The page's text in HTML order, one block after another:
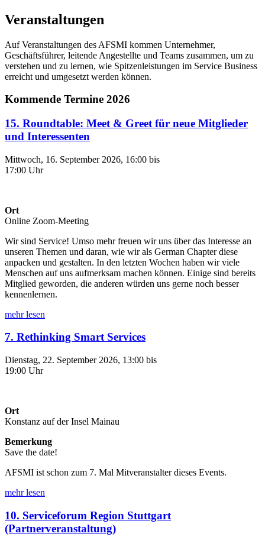
Veranstaltungen
Auf Veranstaltungen des AFSMI kommen Unternehmer,
Geschäftsführer, leitende Angestellte und Teams zusammen, um zu
verstehen und zu lernen, wie Spitzenleistungen im Service Business
erreicht und umgesetzt werden können.
Kommende Termine 2026
15. Roundtable: Meet & Greet für neue Mitglieder
und Interessenten
Mittwoch, 16. September 2026, 16:00 bis
17:00 Uhr
Ort
Online Zoom-Meeting
Wir sind Service! Umso mehr freuen wir uns über das Interesse an
unseren Themen und daran, wie wir als German Chapter diese
anpacken und gestalten. In den letzten Wochen haben wir viele
Menschen auf uns aufmerksam machen können. Einige sind bereits
Mitglied geworden, die anderen würden uns gerne noch besser
kennenlernen.
mehr lesen
7. Rethinking Smart Services
Dienstag, 22. September 2026, 13:00 bis
19:00 Uhr
Ort
Konstanz auf der Insel Mainau
Bemerkung
Save the date!
AFSMI ist schon zum 7. Mal Mitveranstalter dieses Events.
mehr lesen
10. Serviceforum Region Stuttgart
(Partnerveranstaltung)